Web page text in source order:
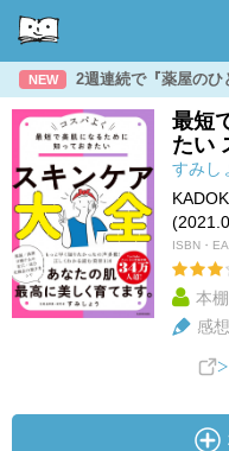
NEW 2週連続で『薬屋の
最短
たい
すみし
ISBN・
本
感